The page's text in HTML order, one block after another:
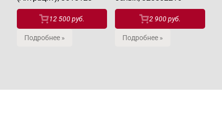
12 500 руб.
Подробнее »
2 900 руб.
Подробнее »